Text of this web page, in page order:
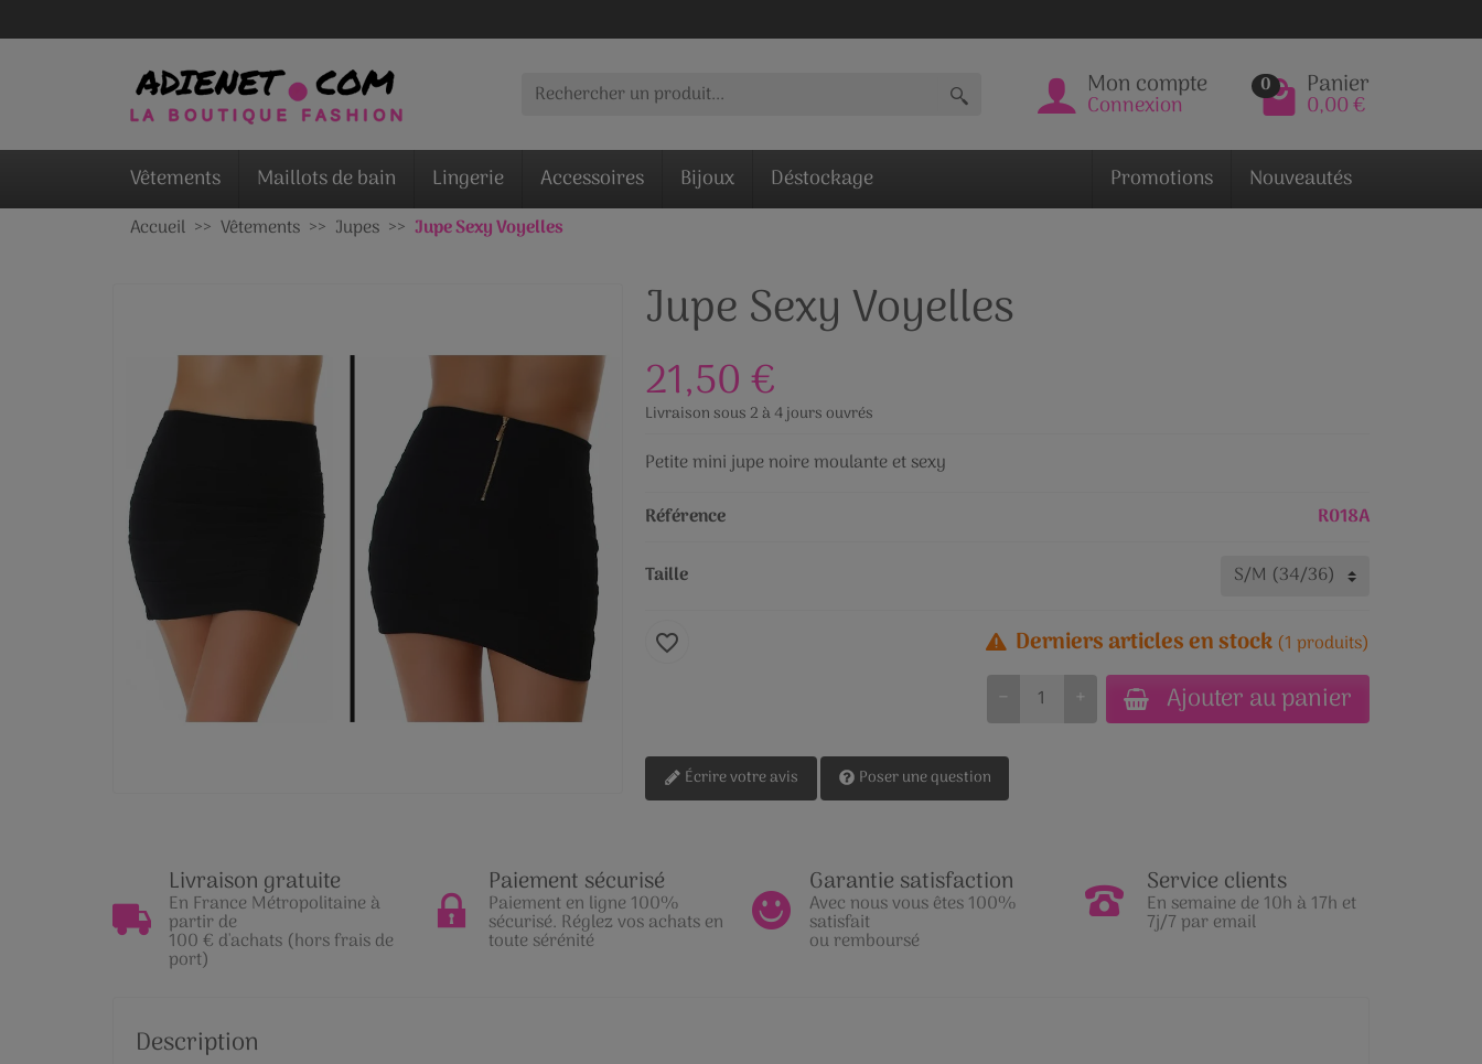
Mon compte
Connexion
0 Panier
0,00 €
Vêtements Maillots de bain Lingerie Accessoires Bijoux Déstockage Promotions Nouveautés
Accueil Vêtements Jupes Jupe Sexy Voyelles
Jupe Sexy Voyelles
21,50 €
Livraison sous 2 à 4 jours ouvrés
Petite mini jupe noire moulante et sexy
Référence
R018A
Taille
Derniers articles en stock (1 produits)
+
− Ajouter au panier
favorite_border
Écrire votre avis Poser une question
Livraison gratuite
En France Métropolitaine à
partir de
100 € d'achats (hors frais de
port)
Paiement sécurisé
Paiement en ligne 100%
sécurisé. Réglez vos achats en
toute sérénité
Garantie satisfaction
Avec nous vous êtes 100%
satisfait
ou remboursé
Service clients
En semaine de 10h à 17h et
7j/7 par email
Description